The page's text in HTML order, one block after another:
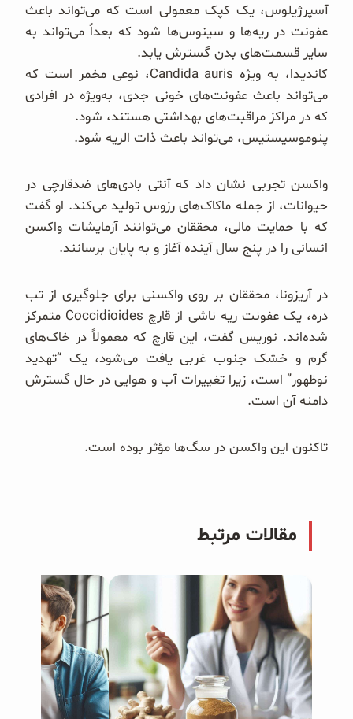
آسپرژیلوس، یک کپک معمولی است که می‌تواند باعث
عفونت در ریه‌ها و سینوس‌ها شود که بعداً می‌تواند به
سایر قسمت‌های بدن گسترش یابد.
کاندیدا، به ویژه Candida auris، نوعی مخمر است که
می‌تواند باعث عفونت‌های خونی جدی، به‌ویژه در افرادی
که در مراکز مراقبت‌های بهداشتی هستند، شود.
پنوموسیستیس، می‌تواند باعث ذات الریه شود.
واکسن تجربی نشان داد که آنتی بادی‌های ضد‌قارچی در
حیوانات، از جمله ماکاک‌های رزوس تولید می‌کند. او گفت
که با حمایت مالی، محققان می‌توانند آزمایشات واکسن
انسانی را در پنج سال آینده آغاز و به پایان برسانند.
در آریزونا، محققان بر روی واکسنی برای جلوگیری از تب
دره، یک عفونت ریه ناشی از قارچ Coccidioides متمرکز
شده‌اند. نوریس گفت، این قارچ که معمولاً در خاک‌های
گرم و خشک جنوب غربی یافت می‌شود، یک “تهدید
نوظهور” است، زیرا تغییرات آب و هوایی در حال گسترش
دامنه آن است.
تاکنون این واکسن در سگ‌ها مؤثر بوده است.
مقالات مرتبط